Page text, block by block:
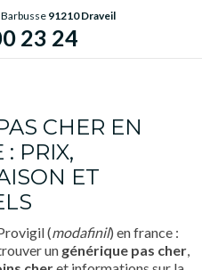
91210 Draveil
23 24
CHER EN
PRIX,
ET
(modafinil) en france :
un générique pas cher,